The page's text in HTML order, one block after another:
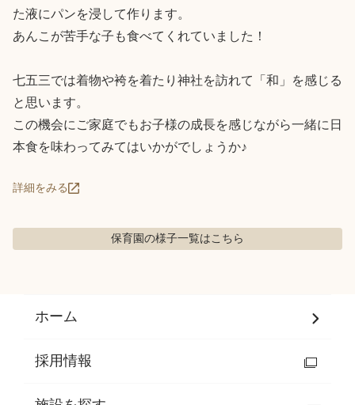
た液にパンを浸して作ります。
あんこが苦手な子も食べてくれていました！
七五三では着物や袴を着たり神社を訪れて「和」を感じる
と思います。
この機会にご家庭でもお子様の成長を感じながら一緒に日
本食を味わってみてはいかがでしょうか♪
詳細をみる
保育園の様子一覧はこちら
ホーム
採用情報